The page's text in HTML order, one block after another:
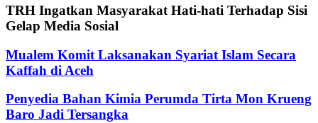
TRH Ingatkan Masyarakat Hati-hati Terhadap Sisi
Gelap Media Sosial
Mualem Komit Laksanakan Syariat Islam Secara
Kaffah di Aceh
Penyedia Bahan Kimia Perumda Tirta Mon Krueng
Baro Jadi Tersangka